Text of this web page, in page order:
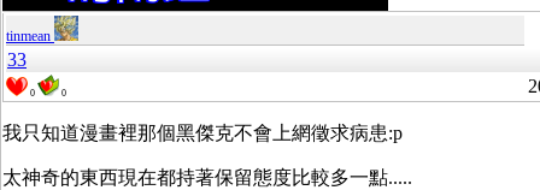
tinmean
33
0 0
我只知道漫畫裡那個黑傑克不會上網徵求病患:p
太神奇的東西現在都持著保留態度比較多一點.....